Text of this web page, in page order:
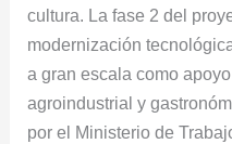
cultura. La fase 2 del
modernización
a gran escala como
agroindustrial y
por el Ministerio de